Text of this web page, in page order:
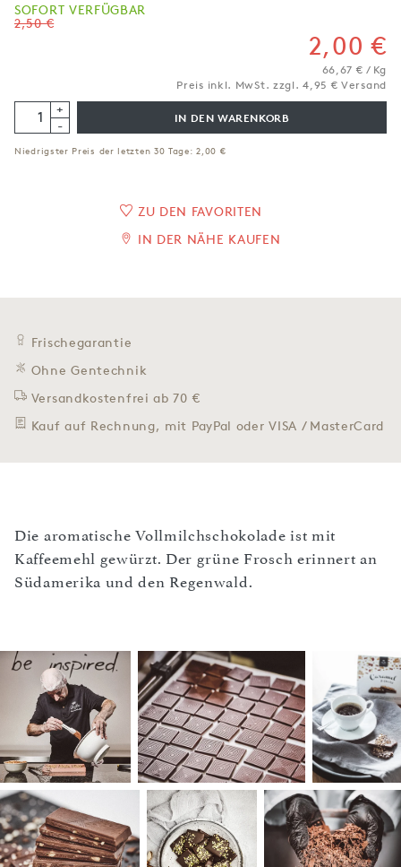
SOFORT VERFÜGBAR
2,50 €
2,00 €
66,67 € / Kg
Preis inkl. MwSt. zzgl. 4,95 € Versand
+
-
IN DEN WARENKORB
Niedrigster Preis der letzten 30 Tage:2,00 €
ZU DEN FAVORITEN
IN DER NÄHE KAUFEN
Frischegarantie
Ohne Gentechnik
Versandkostenfrei ab 70 €
Kauf auf Rechnung, mit PayPal oder VISA / MasterCard
Die aromatische Vollmilchschokolade ist mit
Kaffeemehl gewürzt. Der grüne Frosch erinnert an
Südamerika und den Regenwald.